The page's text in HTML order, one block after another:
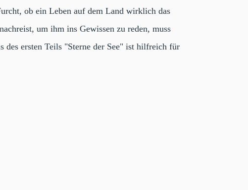
ob ein Leben auf dem Land wirklich das
um ihm ins Gewissen zu reden, muss
ersten Teils "Sterne der See" ist hilfreich für